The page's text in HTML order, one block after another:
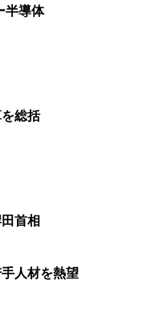
半導体
総括
首相
人材を熱望